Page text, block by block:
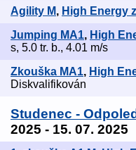
Agility M, High Energy
Jumping MA1, High
s, 5.0 tr. b., 4.01 m/s
Zkouška MA1, High
Diskvalifikován
Studenec -
2025 - 15. 07. 2025